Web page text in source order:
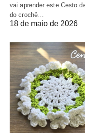
vai aprender este Cesto
do crochê…
18 de maio de 2026